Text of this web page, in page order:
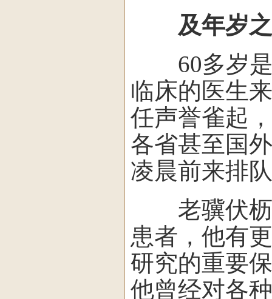
及年岁
60多岁是
临床的医生
任声誉雀起
各省甚至国
凌晨前来排
老骥伏枥
患者，他有
研究的重要
他曾经对各